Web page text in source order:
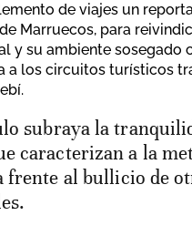
de viajes un
Marruecos, para
y su ambiente sosegado
a los circuitos turísticos
caracterizan a la
frente al bullicio de